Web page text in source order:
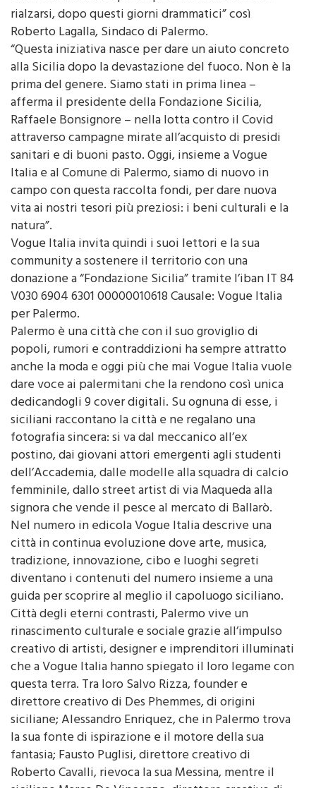
rialzarsi, dopo questi giorni drammatici” così
Roberto Lagalla, Sindaco di Palermo.
“Questa iniziativa nasce per dare un aiuto concreto
alla Sicilia dopo la devastazione del fuoco. Non è la
prima del genere. Siamo stati in prima linea –
afferma il presidente della Fondazione Sicilia,
Raffaele Bonsignore – nella lotta contro il Covid
attraverso campagne mirate all’acquisto di presidi
sanitari e di buoni pasto. Oggi, insieme a Vogue
Italia e al Comune di Palermo, siamo di nuovo in
campo con questa raccolta fondi, per dare nuova
vita ai nostri tesori più preziosi: i beni culturali e la
natura”.
Vogue Italia invita quindi i suoi lettori e la sua
community a sostenere il territorio con una
donazione a “Fondazione Sicilia” tramite l’iban IT 84
V030 6904 6301 00000010618 Causale: Vogue Italia
per Palermo.
Palermo è una città che con il suo groviglio di
popoli, rumori e contraddizioni ha sempre attratto
anche la moda e oggi più che mai Vogue Italia vuole
dare voce ai palermitani che la rendono così unica
dedicandogli 9 cover digitali. Su ognuna di esse, i
siciliani raccontano la città e ne regalano una
fotografia sincera: si va dal meccanico all’ex
postino, dai giovani attori emergenti agli studenti
dell’Accademia, dalle modelle alla squadra di calcio
femminile, dallo street artist di via Maqueda alla
signora che vende il pesce al mercato di Ballarò.
Nel numero in edicola Vogue Italia descrive una
città in continua evoluzione dove arte, musica,
tradizione, innovazione, cibo e luoghi segreti
diventano i contenuti del numero insieme a una
guida per scoprire al meglio il capoluogo siciliano.
Città degli eterni contrasti, Palermo vive un
rinascimento culturale e sociale grazie all’impulso
creativo di artisti, designer e imprenditori illuminati
che a Vogue Italia hanno spiegato il loro legame con
questa terra. Tra loro Salvo Rizza, founder e
direttore creativo di Des Phemmes, di origini
siciliane; Alessandro Enriquez, che in Palermo trova
la sua fonte di ispirazione e il motore della sua
fantasia; Fausto Puglisi, direttore creativo di
Roberto Cavalli, rievoca la sua Messina, mentre il